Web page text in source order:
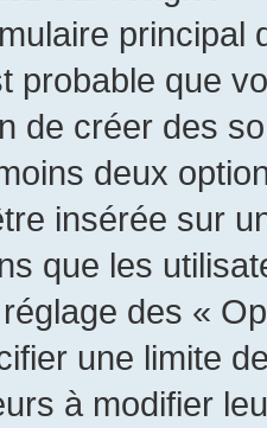
principal
probable que
de créer des
deux
insérée sur
que les
des «
une limite
à modifier